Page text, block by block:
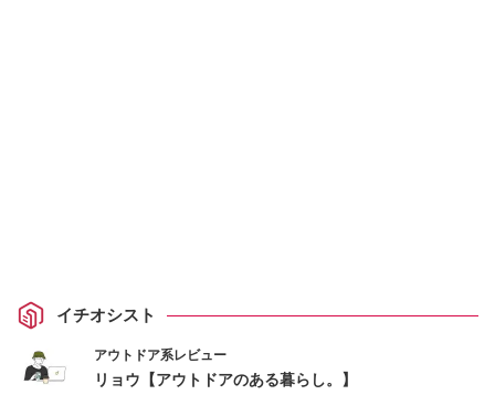
イチオシスト
アウトドア系レビュー
リョウ【アウトドアのある暮らし。】